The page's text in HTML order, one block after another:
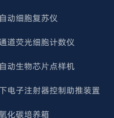
动细胞复苏仪
道荧光细胞计数仪
动生物芯片点样机
电子注射器控制助推装置
化碳培养箱